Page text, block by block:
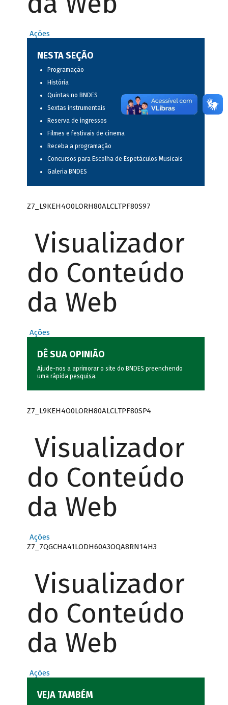
Ações
NESTA SEÇÃO
Programação
História
Quintas no BNDES
Sextas instrumentais
Reserva de ingressos
Filmes e festivais de cinema
Receba a programação
Concursos para Escolha de Espetáculos Musicais
Galeria BNDES
Z7_L9KEH4O0LORH80ALCLTPF80S97
Visualizador
do Conteúdo
da Web
Ações
DÊ SUA OPINIÃO
Ajude-nos a aprimorar o site do BNDES preenchendo
uma rápida pesquisa.
Z7_L9KEH4O0LORH80ALCLTPF80SP4
Visualizador
do Conteúdo
da Web
Ações
Z7_7QGCHA41LODH60A3OQA8RN14H3
Visualizador
do Conteúdo
da Web
Ações
VEJA TAMBÉM